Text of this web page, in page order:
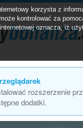
rozszerzenie
dodatki.
korzysta z
kontrolować za
oznacza, iż